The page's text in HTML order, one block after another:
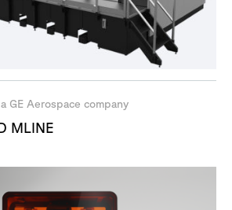
GE Aerospace company
MLINE